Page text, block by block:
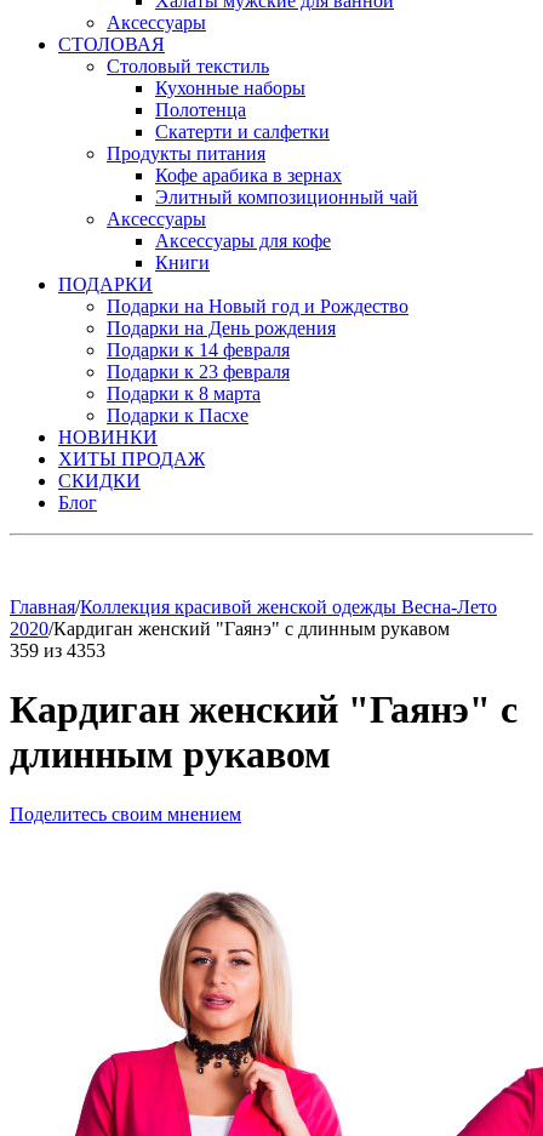
Аксессуары
СТОЛОВАЯ
Столовый текстиль
Кухонные наборы
Полотенца
Скатерти и салфетки
Продукты питания
Кофе арабика в зернах
Элитный композиционный чай
Аксессуары
Аксессуары для кофе
Книги
ПОДАРКИ
Подарки на Новый год и Рождество
Подарки на День рождения
Подарки к 14 февраля
Подарки к 23 февраля
Подарки к 8 марта
Подарки к Пасхе
НОВИНКИ
ХИТЫ ПРОДАЖ
СКИДКИ
Блог
Главная/Коллекция красивой женской одежды Весна-Лето
2020/Кардиган женский "Гаянэ" с длинным рукавом
359 из 4353
Кардиган женский "Гаянэ" с
длинным рукавом
Поделитесь своим мнением